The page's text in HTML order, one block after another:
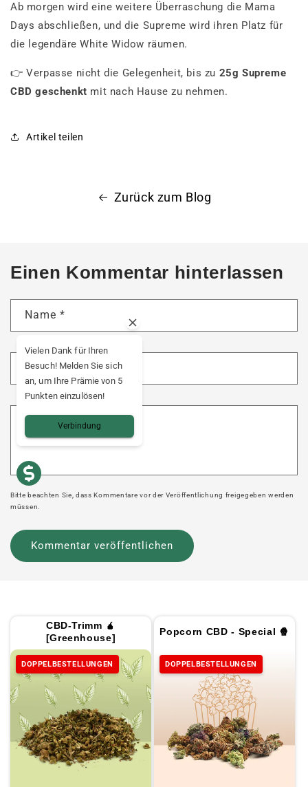
Ab morgen wird eine weitere Überraschung die Mama
Days abschließen, und die Supreme wird ihren Platz für
die legendäre White Widow räumen.
👉 Verpasse nicht die Gelegenheit, bis zu 25g Supreme
CBD geschenkt mit nach Hause zu nehmen.
Artikel teilen
Zurück zum Blog
Einen Kommentar hinterlassen
Name *
E-Mail*
Kommentar*
Bitte beachten Sie, dass Kommentare vor der Veröffentlichung freigegeben werden
müssen.
CBD-Trimm 🧉
[Greenhouse]
DOPPELBESTELLUNGEN
Popcorn CBD - Special 🍿
DOPPELBESTELLUNGEN
Vielen Dank für Ihren
Besuch! Melden Sie sich
an, um Ihre Prämie von 5
Punkten einzulösen!
Verbindung